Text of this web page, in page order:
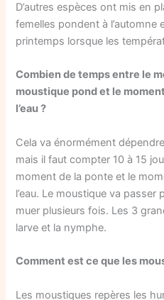
D’autres espèces ont mis en
femelles pondent à
printemps lorsque les
Combien de temps entre le
moustique pond et le
l’eau ?
Cela va énormément
mais il faut compter 10 à 15
moment de la ponte et le
l’eau. Le moustique va
muer plusieurs fois. Les 3
larve et la nymphe.
Comment est ce que les
Les moustiques repères les